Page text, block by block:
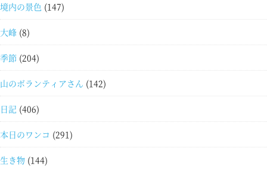
境内の景色 (147)
大峰 (8)
季節 (204)
山のボランティアさん (142)
日記 (406)
本日のワンコ (291)
生き物 (144)